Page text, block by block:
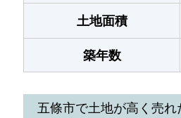
土地面積
築年数
五條市で土地が高く売れ